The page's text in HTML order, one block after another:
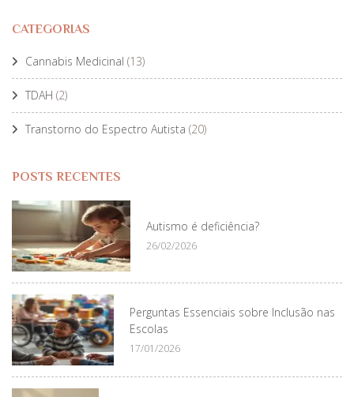
CATEGORIAS
Cannabis Medicinal (13)
TDAH (2)
Transtorno do Espectro Autista (20)
POSTS RECENTES
Autismo é deficiência?
26/02/2026
Perguntas Essenciais sobre Inclusão nas
Escolas
17/01/2026